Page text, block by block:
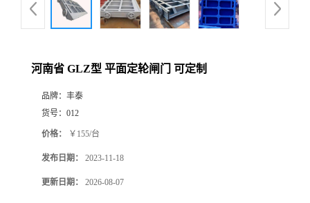
河南省 GLZ型 平面定轮闸门 可定制
品牌： 丰泰
货号： 012
价格： ￥155/台
发布日期： 2023-11-18
更新日期： 2026-08-07